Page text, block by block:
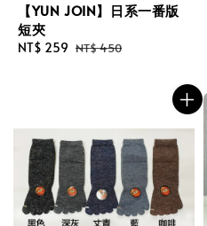
【YUN JOIN】日系一番版
短夾
Sale
NT$ 259 Regular
NT$ 450